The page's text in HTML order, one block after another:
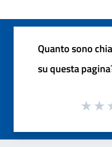
Quanto sono
su questa